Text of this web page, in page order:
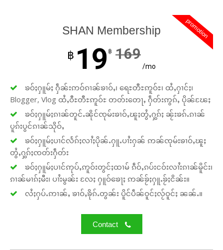
create a future where every story is
justice can thrive.
Donate Now
promotion
SHAN Membership
฿ 19 ฿ 169
/mo
ၶဝ်ႈႁူမ်ႈ ႁဵၼ်းဢဝ်ၵၢၼ်ၶၢဝ်ႇ၊ ရေႊတီႊဢူဝ်ႊ၊ ထႆႇႁၢင်ႈ၊
Blogger, Vlog ထႆႇဝီႊတီႊဢူဝ်ႊ တတ်းတေႃႇ ႁဵတ်းဢွၵ်ႇ ပိုၼ်ၽႄႈ
ၶဝ်ႈႁူမ်ႈၵၢၼ်တူင်ႉၼိုင်ၸုမ်းၶၢဝ်ႇၽူႈတွႆႇႁွၵ်ႈ ၼႂ်းၶၵ်ႉၵၢၼ်
ပူၵ်းပွင်ၵၢၼ်သိုဝ်ႇ
ၶဝ်ႈႁူမ်ႈပၢင်လႅၵ်ႈလၢႆႈပိုၼ်ႉႁူႉပၢႆးႁၼ် ဢၼ်ၸုမ်းၶၢဝ်ႇၽူႈ
တွႆႇႁွၵ်ႈၸတ်းႁဵတ်း
ၶဝ်ႈႁူမ်ႈပၢင်ဢုပ်ႇဢူဝ်းတွင်ႈထၢမ် ၵဵဝ်ႇၵပ်းငဝ်းလၢႆးၵၢၼ်မိူင်း၊
ၵၢၼ်မၢၵ်ႈမီး၊ ပၢႆးမွၼ်း လႄႈ ႁူဝ်ၶေႃႈ ဢၼ်ၶႂ်ႈႁူႉၶႂ်ႈငိၼ်း။
လႆႈႁပ်ႉဢၢၼ်ႇ ၶၢဝ်ႇၶိုၵ်ႉတွၼ်း ပိူင်ပဵၼ်ဝူင်ႈလႂ်ဝူင်ႈ ၼၼ်ႉ။
Contact